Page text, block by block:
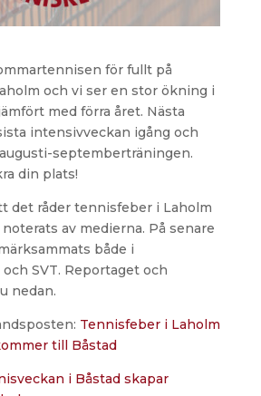
för fullt på
och vi ser en stor ökning i
med förra året. Nästa
intensivveckan igång och
septemberträningen.
din plats!
det råder tennisfeber i Laholm
av medierna. På senare
både i
SVT. Reportaget och
nedan.
Tennisfeber i Laholm
till Båstad
i Båstad skapar